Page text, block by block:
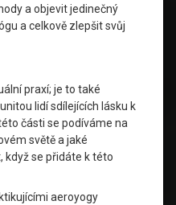
a objevit jedinečný
a celkově zlepšit svůj
praxí; je to také
lidí sdílejících lásku k
části se podíváme na
světě a jaké
když se přidáte k této
aeroyogy